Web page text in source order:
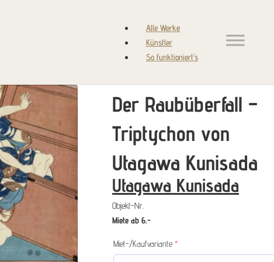
Alle Werke
Künstler
So funktioniert’s
Der Raubüberfall –
Triptychon von
Utagawa Kunisada
Utagawa Kunisada
Objekt-Nr.
Miete ab 6.-
Miet-/Kaufvariante*(required)